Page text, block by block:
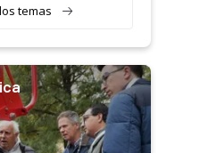
genética y
temas